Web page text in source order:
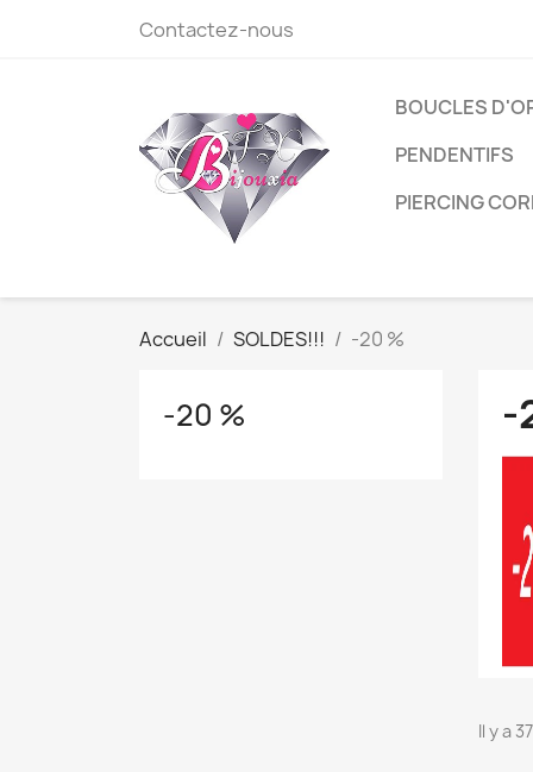
Contactez-nous
BOUCLES
PENDENTIFS
PIERCING
Accueil SOLDES!!! -20 %
-20 % -
Il y a